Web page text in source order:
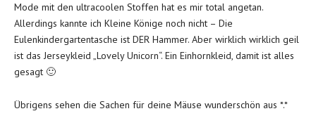
Mode mit den ultracoolen Stoffen hat es mir total angetan.
Allerdings kannte ich Kleine Könige noch nicht – Die
Eulenkindergartentasche ist DER Hammer. Aber wirklich wirklich geil
ist das Jerseykleid „Lovely Unicorn“. Ein Einhornkleid, damit ist alles
gesagt 🙂
Übrigens sehen die Sachen für deine Mäuse wunderschön aus *.*